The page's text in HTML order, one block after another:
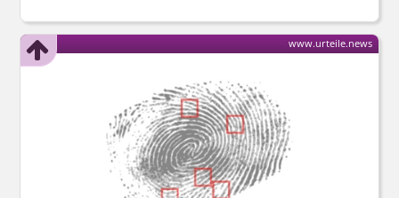
www.urteile.news